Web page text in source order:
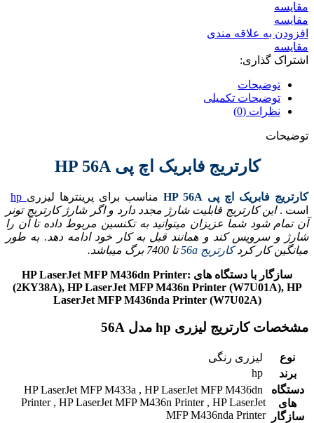
مقايسه
مقایسه
افزودن به علاقه مندی
مقایسه
اشتراک گذاری:
توضیحات
توضیحات تکمیلی
نظرات (0)
توضیحات
کارتریج فابریک اچ پی HP 56A
کارتریج فابریک اچ پی HP 56A مناسب برای پرینترها لیزری
است . این کارتریج قابلیت شارژ مجدد دارد و اگر شارژ کارتریج تونر
آن تمام شود شما عزیزان میتوانید به تکنسین مربوط داده تا آن را
شارژ و سرویس کند و همانند قبل به کار خود ادامه دهد. به طور
میانگین کار کردکارتریج 56a تا 7400 برگ میباشد.
سازگار با دستگاه های :HP LaserJet MFP M436dn Printer
(2KY38A), HP LaserJet MFP M436n Printer (W7U01A), HP
LaserJet MFP M436nda Printer (W7U02A)
مشخصات کارتریج لیزری hp مدل 56A
نوع
لیزری رنگی
برند
دستگاه
های
سازگار
HP LaserJet MFP M433a , HP LaserJet MFP M436dn
Printer , HP LaserJet MFP M436n Printer , HP LaserJet
MFP M436nda Printer